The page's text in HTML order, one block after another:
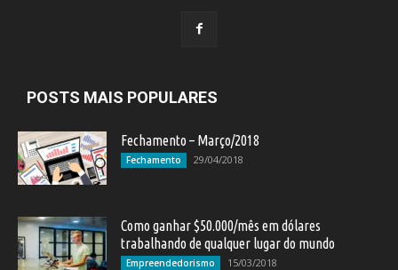
POSTS MAIS POPULARES
Fechamento – Março/2018
Fechamento 29/04/2018
Como ganhar $50.000/mês em dólares
trabalhando de qualquer lugar do mundo
Empreendedorismo 15/03/2018